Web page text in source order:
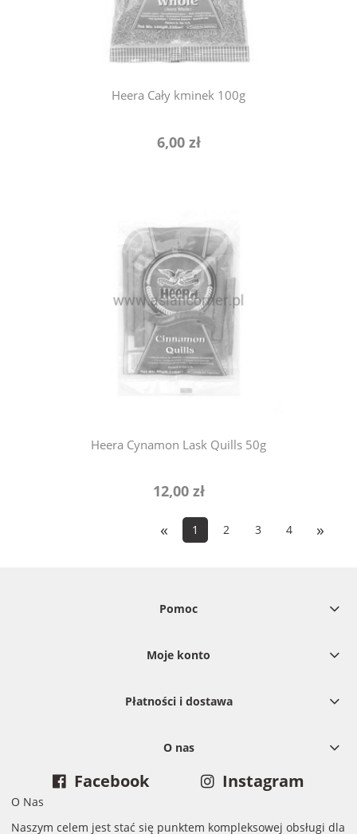
Heera Cały kminek 100g
6,00 zł
Heera Cynamon Lask Quills 50g
12,00 zł
powiadom o dostępności
« 1 2 3 4 »
Pomoc
Moje konto
Płatności i dostawa
O nas
Facebook Instagram
O Nas
Naszym celem jest stać się punktem kompleksowej obsługi dla